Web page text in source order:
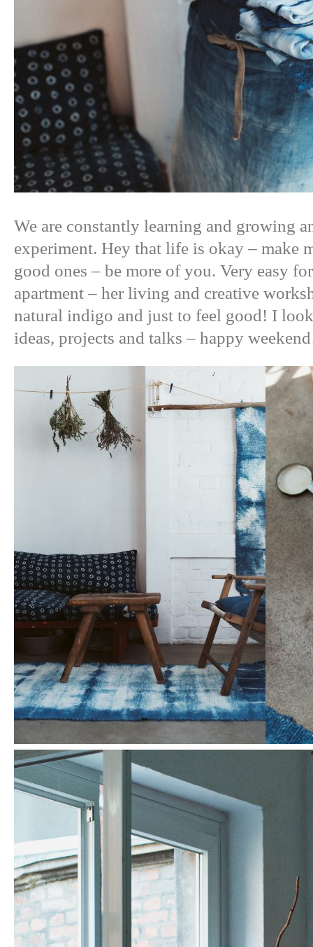
We are constantly learning and growing
experiment. Hey that life is okay – make
good ones – be more of you. Very easy
apartment – her living and creative
natural indigo and just to feel good! I
ideas, projects and talks – happy